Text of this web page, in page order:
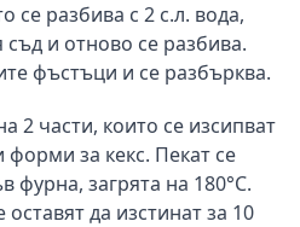
се разбива с 2 с.л. вода,
и отново се разбива.
фъстъци и се разбърква.
2 части, които се изсипват
форми за кекс. Пекат се
фурна, загрята на 180°С.
оставят да изстинат за 10